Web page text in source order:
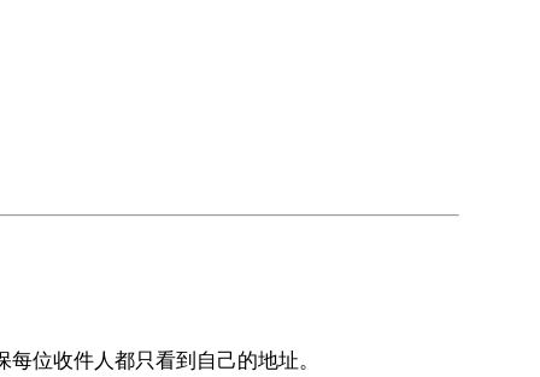
位收件人都只看到自己的地址。